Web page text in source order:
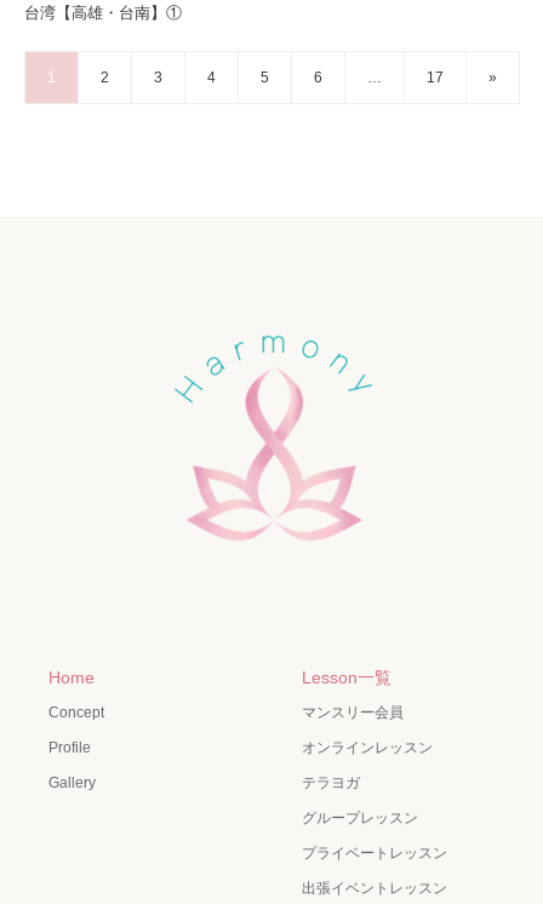
台湾【高雄・台南】①
1 2 3 4 5 6 … 17 »
Home
Concept
Profile
Gallery
Lesson一覧
マンスリー会員
オンラインレッスン
テラヨガ
グループレッスン
プライベートレッスン
出張イベントレッスン